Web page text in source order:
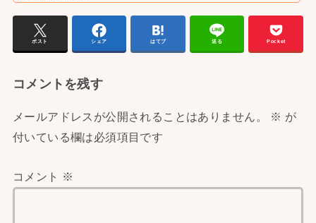
ポスト シェア はてブ 送る Pocket
コメントを残す
メールアドレスが公開されることはありません。 ※ が
付いている欄は必須項目です
コメント ※